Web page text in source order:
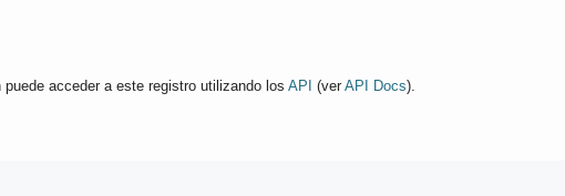
puede acceder a este registro utilizando los API (ver API Docs).